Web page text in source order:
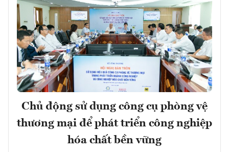
Chủ động sử dụng công cụ phòng vệ
thương mại để phát triển công nghiệp
hóa chất bền vững